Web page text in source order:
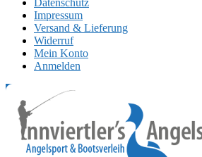
Datenschutz
Impressum
Versand & Lieferung
Widerruf
Mein Konto
Anmelden